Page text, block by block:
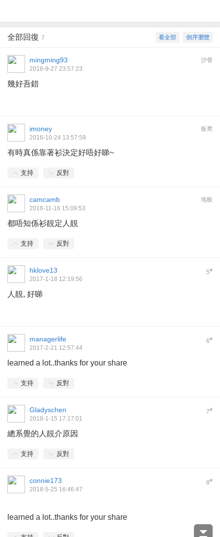
倒序瀏覽
看全部
全部回復 7
沙發
mingming93
2016-9-27 23:57:23
幾好吾錯
板凳
imoney
2016-10-24 13:57:59
有時真係靠著衫決定好唔好睇~
支持 反對
地板
camcamb
2016-11-16 15:09:53
都唔知係衫靚定人靚
支持 反對
5#
hklove13
2017-1-18 12:19:56
人靚, 好睇
6#
managerlife
2017-2-21 12:57:44
learned a lot..thanks for your share
支持 反對
7#
Gladyschen
2018-1-15 17:17:01
總系覺的人靚介原因
支持 反對
8#
connie173
2018-5-25 16:46:47
learned a lot..thanks for your share